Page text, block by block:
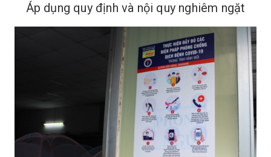
Áp dụng quy định và nội quy nghiêm ngặt